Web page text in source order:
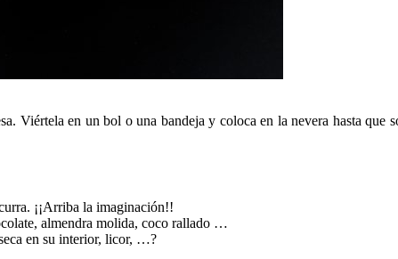
Viértela en un bol o una bandeja y coloca en la nevera hasta
¡¡Arriba la imaginación!!
almendra molida, coco rallado …
en su interior, licor, …?